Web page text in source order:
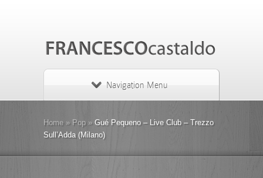
Navigation Menu
Home » Pop » Gué Pequeno – Live Club – Trezzo
Sull’Adda (Milano)